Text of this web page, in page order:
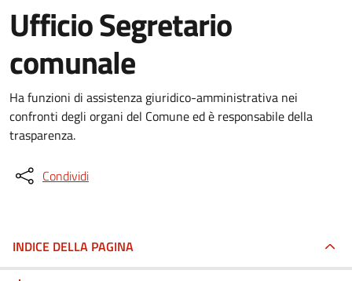
Ufficio Segretario
comunale
Ha funzioni di assistenza giuridico-amministrativa nei
confronti degli organi del Comune ed è responsabile della
trasparenza.
Condividi
INDICE DELLA PAGINA